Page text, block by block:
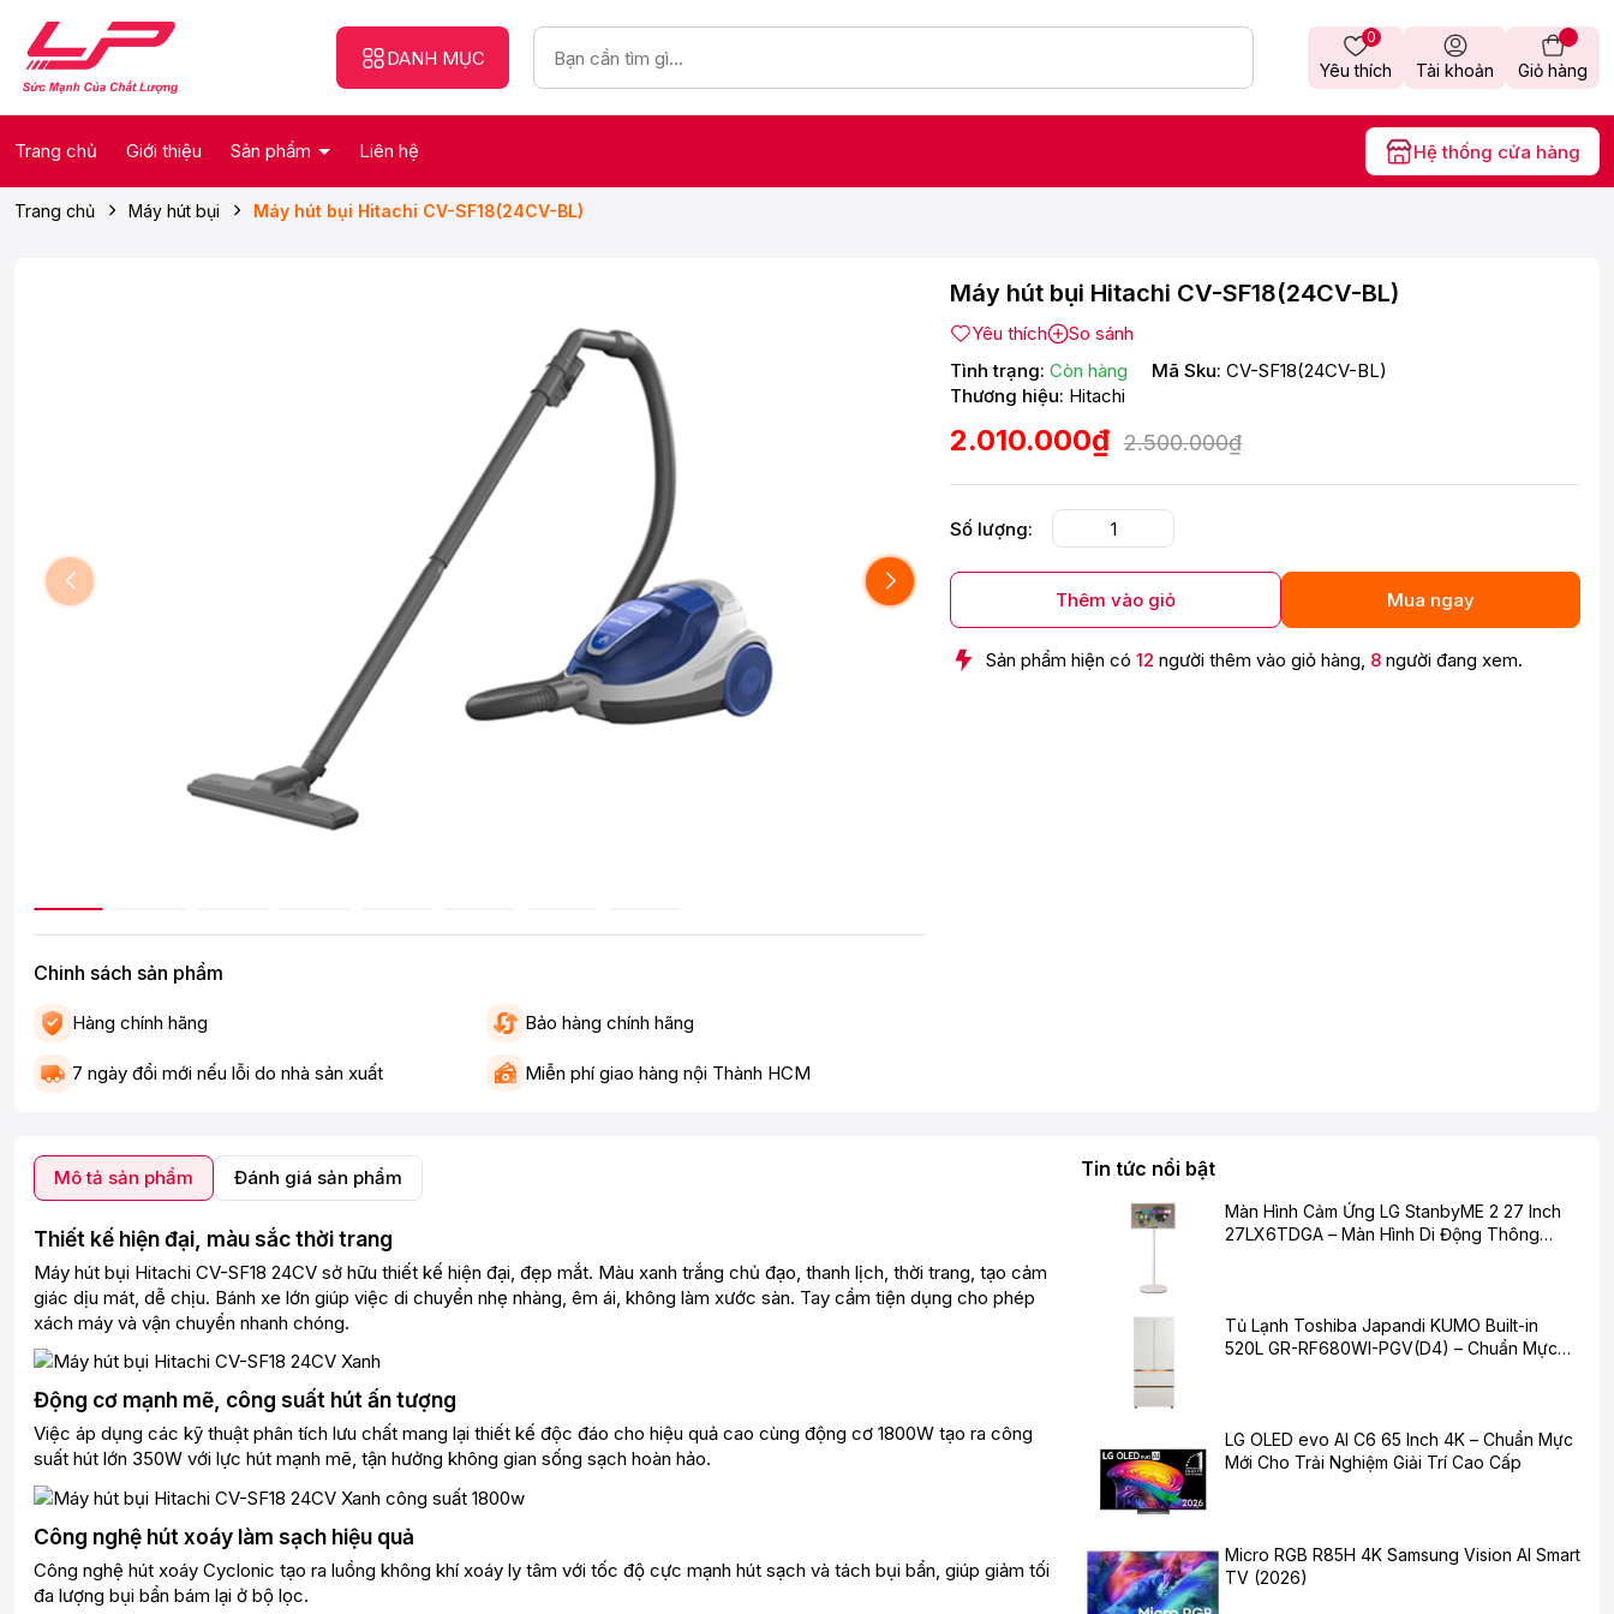
DANH MỤC
Yêu thích
0
Tài khoản Giỏ hàng
Trang chủ Giới thiệu Sản phẩm Liên hệ Hệ thống cửa hàng
Trang chủ Máy hút bụi Máy hút bụi Hitachi CV-SF18(24CV-BL)
Chinh sách sản phẩm
Hàng chính hãng Bảo hàng chính hãng
7 ngày đổi mới nếu lỗi do nhà sản xuất Miễn phí giao hàng nội Thành HCM
Máy hút bụi Hitachi CV-SF18(24CV-BL)
Yêu thích
So sánh
Tình trạng: Còn hàng Mã Sku: CV-SF18(24CV-BL)
Thương hiệu: Hitachi
2.010.000₫ 2.500.000₫
Số lượng:
Thêm vào giỏ Mua ngay
Sản phẩm hiện có 12 người thêm vào giỏ hàng, 8 người đang xem.
Mô tả sản phẩm Đánh giá sản phẩm
Thiết kế hiện đại, màu sắc thời trang
Máy hút bụi Hitachi CV-SF18 24CV sở hữu thiết kế hiện đại, đẹp mắt. Màu xanh trắng chủ đạo, thanh lịch, thời trang, tạo cảm
giác dịu mát, dễ chịu. Bánh xe lớn giúp việc di chuyển nhẹ nhàng, êm ái, không làm xước sàn. Tay cầm tiện dụng cho phép
xách máy và vận chuyển nhanh chóng.
Động cơ mạnh mẽ, công suất hút ấn tượng
Việc áp dụng các kỹ thuật phân tích lưu chất mang lại thiết kế độc đáo cho hiệu quả cao cùng động cơ 1800W tạo ra công
suất hút lớn 350W với lực hút mạnh mẽ, tận hưởng không gian sống sạch hoàn hảo.
Công nghệ hút xoáy làm sạch hiệu quả
Công nghệ hút xoáy Cyclonic tạo ra luồng không khí xoáy ly tâm với tốc độ cực mạnh hút sạch và tách bụi bẩn, giúp giảm tối
đa lượng bụi bẩn bám lại ở bộ lọc.
Tin tức nổi bật
Màn Hình Cảm Ứng LG StanbyME 2 27 Inch
27LX6TDGA – Màn Hình Di Động Thông
Tủ Lạnh Toshiba Japandi KUMO Built-in
520L GR-RF680WI-PGV(D4) – Chuẩn Mực
LG OLED evo AI C6 65 Inch 4K – Chuẩn Mực
Mới Cho Trải Nghiệm Giải Trí Cao Cấp
Micro RGB R85H 4K Samsung Vision AI Smart
TV (2026)